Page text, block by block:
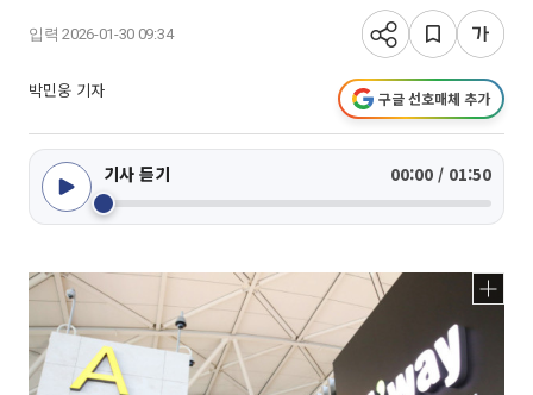
입력 2026-01-30 09:34
박민웅 기자 구글 선호매체 추가
기사 듣기 00:00 / 01:50